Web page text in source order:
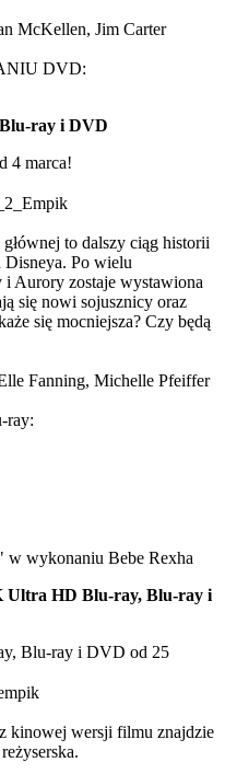
McKellen, Jim Carter
DVD:
ray i DVD
4 marca!
to dalszy ciąg historii
Disneya. Po wielu
Aurory zostaje wystawiona
się nowi sojusznicy oraz
się mocniejsza? Czy będą
Fanning, Michelle Pfeiffer
ray:
w wykonaniu Bebe Rexha
Ultra HD Blu-ray, Blu-ray i
Blu-ray i DVD od 25
kinowej wersji filmu znajdzie